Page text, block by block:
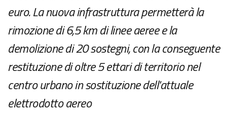
euro. La nuova infrastruttura permetterà la
rimozione di 6,5 km di linee aeree e la
demolizione di 20 sostegni, con la conseguente
restituzione di oltre 5 ettari di territorio nel
centro urbano in sostituzione dell'attuale
elettrodotto aereo